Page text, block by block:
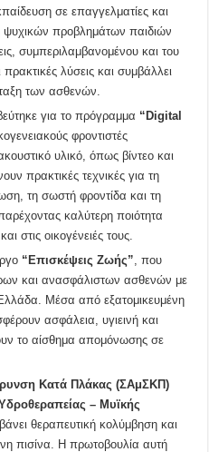
σε επαγγελματίες και
ψυχικών προβλημάτων παιδιών
συμπεριλαμβανομένου και του
λύσεις και συμβάλλει
των ασθενών.
για το πρόγραμμα “Digital
φροντιστές
υλικό, όπως βίντεο και
πρακτικές τεχνικές για τη
τη σωστή φροντίδα και τη
καλύτερη ποιότητα
στις οικογένειές τους.
“Επισκέψεις Ζωής” , που
και ανασφάλιστων ασθενών με
Μέσα από εξατομικευμένη
ασφάλεια, υγιεινή και
το αίσθημα απομόνωσης σε
Κατά Πλάκας (ΣΑμΣΚΠ)
– Μυϊκής
θεραπευτική κολύμβηση και
πισίνα. Η πρωτοβουλία αυτή